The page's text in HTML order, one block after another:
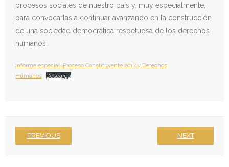
procesos sociales de nuestro país y, muy especialmente,
para convocarlas a continuar avanzando en la construcción
de una sociedad democrática respetuosa de los derechos
humanos.
Informe especial. Proceso Constituyente 2017 y Derechos
Humanos
Descarga
PREVIOUS NEXT